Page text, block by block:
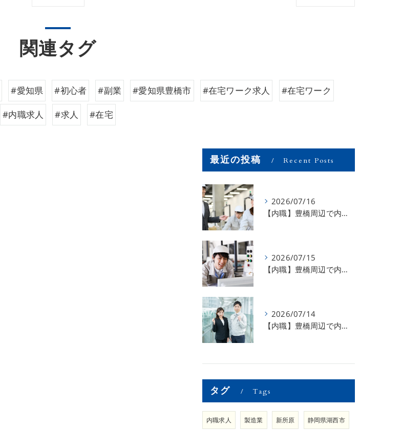
関連タグ
#愛知県 #初心者 #副業 #愛知県豊橋市 #在宅ワーク求人 #在宅ワーク
#内職求人 #求人 #在宅
最近の投稿 Recent Posts
2026/07/16
【内職】豊橋周辺で内職のお仕事を探している方募集中！【お仕事の内容】
2026/07/15
【内職】豊橋周辺で内職のお仕事を探している方募集中！【急な学級閉鎖も安心】
2026/07/14
【内職】豊橋周辺で内職のお仕事を探している方募集中！【内職さまのお声②】
タグ Tags
内職求人 製造業 新所原 静岡県湖西市